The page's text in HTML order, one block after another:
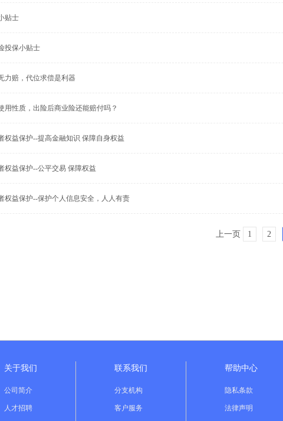
贴士
投保小贴士
力赔，代位求偿是利器
用性质，出险后商业险还能赔付吗？
权益保护--提高金融知识 保障自身权益
权益保护--公平交易 保障权益
权益保护--保护个人信息安全，人人有责
上一页 1 2
关于我们
公司简介
人才招聘
联系我们
分支机构
客户服务
帮助中心
隐私条款
法律声明